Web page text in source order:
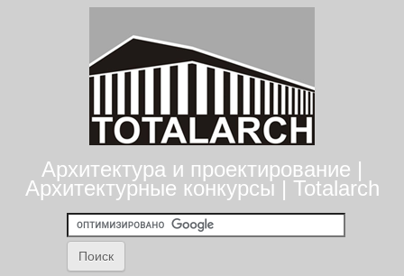
Архитектура и проектирование |
Архитектурные конкурсы | Totalarch